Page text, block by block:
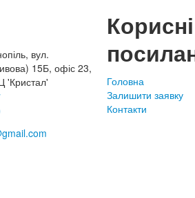
вул.
15Б, офіс 23,
'Кристал'
Корисні
Головна
Залишити заявку
Контакти